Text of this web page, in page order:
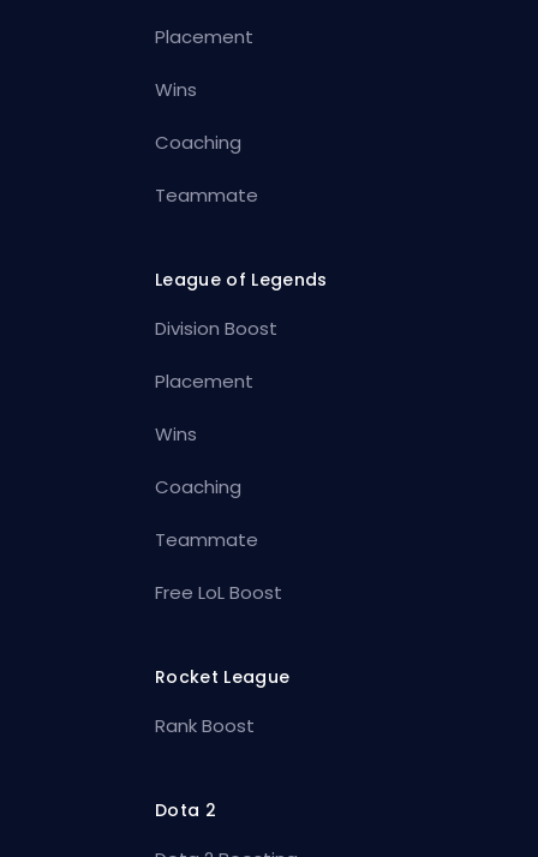
Placement
Wins
Coaching
Teammate
League of Legends
Division Boost
Placement
Wins
Coaching
Teammate
Free LoL Boost
Rocket League
Rank Boost
Dota 2